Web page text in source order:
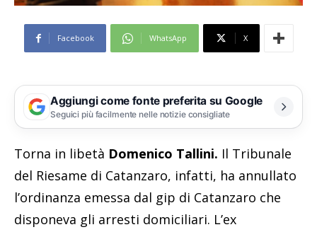
Facebook WhatsApp X
Aggiungi come fonte preferita su Google
Seguici più facilmente nelle notizie consigliate
Torna in libetà Domenico Tallini. Il Tribunale
del Riesame di Catanzaro, infatti, ha annullato
l’ordinanza emessa dal gip di Catanzaro che
disponeva gli arresti domiciliari. L’ex